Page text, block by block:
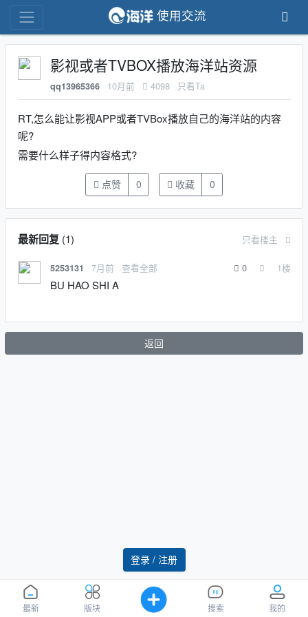
最新 版块 搜索 我的
登录 / 注册
使用交流
影视或者TVBOX播放海洋站资源
qq13965366 10月前 4098 只看Ta
RT,怎么能让影视APP或者TVBox播放自己的海洋站的内容
呢?
需要什么样子得内容格式?
点赞 0 收藏 0
最新回复(1) 只看楼主
5253131 7月前 查看全部 0 1楼
BU HAO SHI A
返回